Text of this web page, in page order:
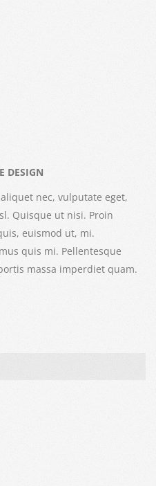
DESIGN
nec, vulputate eget,
Quisque ut nisi. Proin
euismod ut, mi.
quis mi. Pellentesque
massa imperdiet quam.